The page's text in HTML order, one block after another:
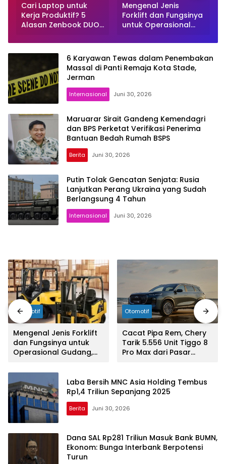
Cari Laptop untuk
Kerja Produktif? 5
Alasan Zenbook DUO
Dipertimbangkan
Mengenal Jenis
Forklift dan Fungsinya
untuk Operasional
Proyek Industri
6 Karyawan Tewas dalam Penembakan
Massal di Panti Remaja Kota Stade,
Jerman
Internasional Juni 30, 2026
Maruarar Sirait Gandeng Kemendagri
dan BPS Perketat Verifikasi Penerima
Bantuan Bedah Rumah BSPS
Berita Juni 30, 2026
Putin Tolak Gencatan Senjata: Rusia
Lanjutkan Perang Ukraina yang Sudah
Berlangsung 4 Tahun
Internasional Juni 30, 2026
Otomotif
Mengenal Jenis Forklift
dan Fungsinya untuk
Operasional Gudang,
Industri
Otomotif
Cacat Pipa Rem, Chery
Tarik 5.556 Unit Tiggo 8
Pro Max dari Pasar
Laba Bersih MNC Asia Holding Tembus
Rp1,4 Triliun Sepanjang 2025
Berita Juni 30, 2026
Dana SAL Rp281 Triliun Masuk Bank BUMN,
Ekonom: Bunga Interbank Berpotensi
Turun